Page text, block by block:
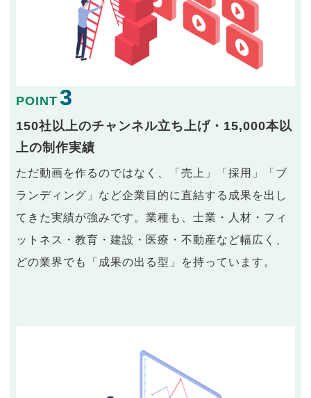
POINT 3
150社以上のチャンネル立ち上げ・15,000本以
上の制作実績
ただ動画を作るのではなく、「売上」「採用」「ブ
ランディング」など企業目的に直結する成果を出し
てきた実績が強みです。業種も、士業・人材・フィ
ットネス・教育・建設・医療・不動産など幅広く、
どの業界でも「成果の出る型」を持っています。